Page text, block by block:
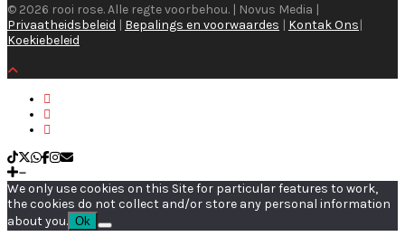
© 2026 rooi rose. Alle regte voorbehou. | Novus Media |
Privaatheidsbeleid | Bepalings en voorwaardes | Kontak Ons|
Koekiebeleid
We only use cookies on this Site for particular features to work,
the cookies do not collect and/or store any personal information
about you. Ok